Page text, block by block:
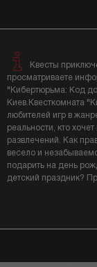
Квесты
просматриваете
"Кибертюрьма: Код
Киев.Квесткомната
любителей игр в
реальности, кто
развлечений. Как
весело и
подарить на день
детский праздник?